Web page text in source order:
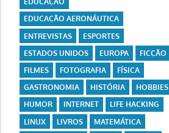
EDUCAÇÃO AERONÁUTICA
ENTREVISTAS
ESPORTES
ESTADOS UNIDOS
EUROPA
FICÇÃO
FILMES
FOTOGRAFIA
FÍSICA
GASTRONOMIA
HISTÓRIA
HOBBIES
HUMOR
INTERNET
LIFE HACKING
LINUX
LIVROS
MATEMÁTICA